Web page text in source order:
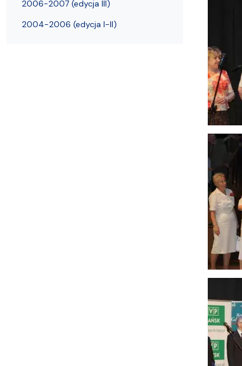
2006-2007 (edycja III)
2004-2006 (edycja I-II)